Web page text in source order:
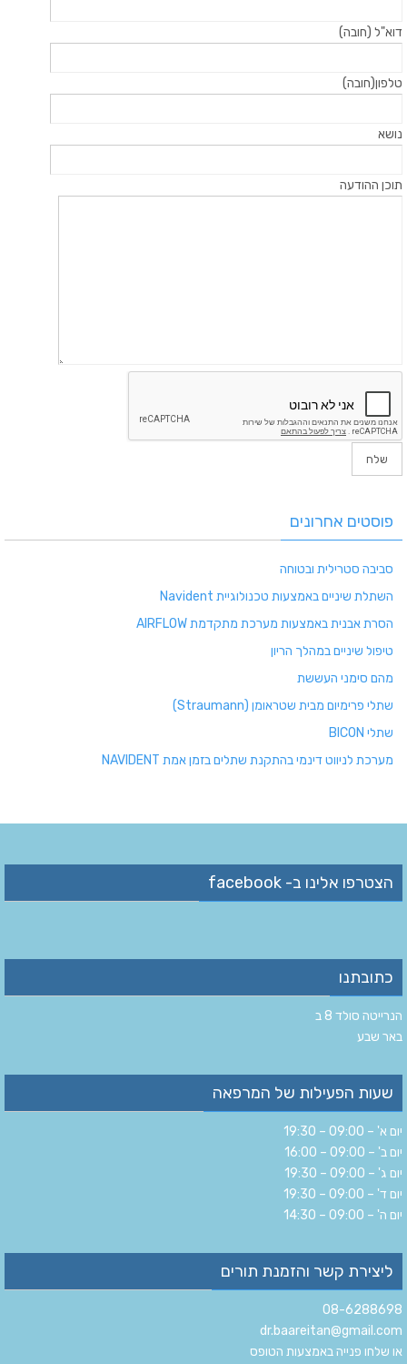
דוא"ל (חובה)
טלפון(חובה)
נושא
תוכן ההודעה
פוסטים אחרונים
סביבה סטרילית ובטוחה
השתלת שיניים באמצעות טכנולוגיית Navident
הסרת אבנית באמצעות מערכת מתקדמת AIRFLOW
טיפול שיניים במהלך הריון
מהם סימני העששת
שתלי פרימיום מבית שטראומן (Straumann)
שתלי BICON
מערכת לניווט דינמי בהתקנת שתלים בזמן אמת NAVIDENT
הצטרפו אלינו ב- facebook
כתובתנו
הנרייטה סולד 8 ב‏
‏באר שבע‏
שעות הפעילות של המרפאה
יום א' – 09:00 – 19:30
יום ב' – 09:00 – 16:00
יום ג' – 09:00 – 19:30
יום ד' – 09:00 – 19:30
יום ה' – 09:00 – 14:30
ליצירת קשר והזמנת תורים
08-6288698
dr.baareitan@gmail.com
או שלחו פנייה באמצעות הטופס